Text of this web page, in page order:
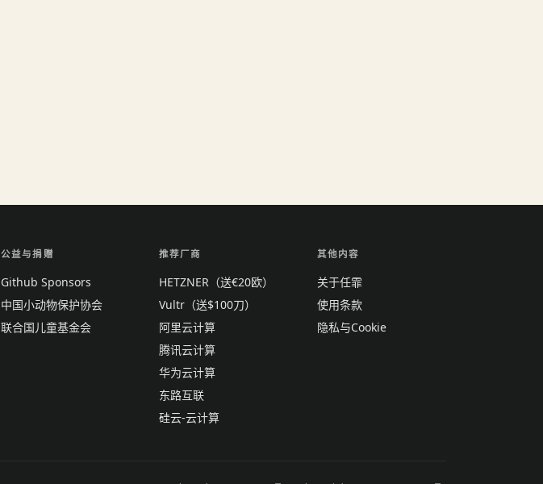
公益与捐赠
Github Sponsors
中国小动物保护协会
联合国儿童基金会
推荐厂商
HETZNER（送€20欧）
Vultr（送$100刀）
阿里云计算
腾讯云计算
华为云计算
东路互联
硅云-云计算
其他内容
关于任霏
使用条款
隐私与Cookie